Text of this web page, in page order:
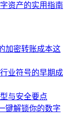
资产的实用指南
加密转账成本这
业符号的早期成
与安全要点
键解锁你的数字